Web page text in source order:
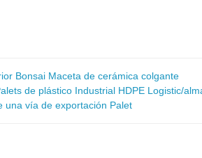
Bonsai Maceta de cerámica colgante
de plástico Industrial HDPE Logistic/
una vía de exportación Palet